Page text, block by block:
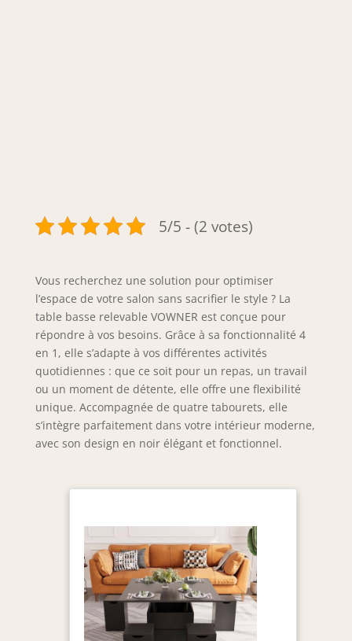
5/5 - (2 votes)
Vous recherchez une solution pour optimiser
l’espace de votre salon sans sacrifier le style ? La
table basse relevable VOWNER est conçue pour
répondre à vos besoins. Grâce à sa fonctionnalité 4
en 1, elle s’adapte à vos différentes activités
quotidiennes : que ce soit pour un repas, un travail
ou un moment de détente, elle offre une flexibilité
unique. Accompagnée de quatre tabourets, elle
s’intègre parfaitement dans votre intérieur moderne,
avec son design en noir élégant et fonctionnel.